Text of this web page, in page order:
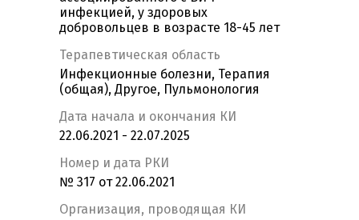
инфекцией, у здоровых
добровольцев в возрасте 18-45 лет
Терапевтическая область
Инфекционные болезни, Терапия
(общая), Другое, Пульмонология
Дата начала и окончания КИ
22.06.2021 - 22.07.2025
Номер и дата РКИ
№ 317 от 22.06.2021
Организация, проводящая КИ